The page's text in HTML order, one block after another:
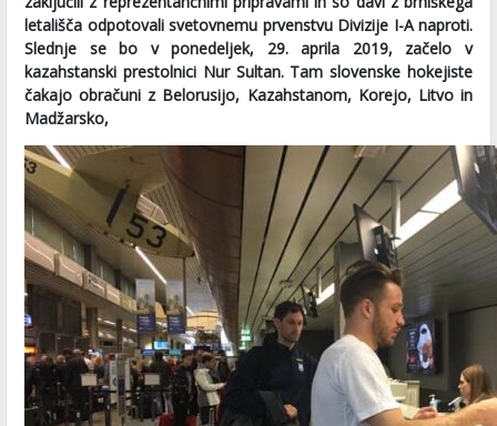
letališča odpotovali svetovnemu prvenstvu Divizije I-A naproti.
Slednje se bo v ponedeljek, 29. aprila 2019, začelo v
kazahstanski prestolnici Nur Sultan. Tam slovenske hokejiste
čakajo obračuni z Belorusijo, Kazahstanom, Korejo, Litvo in
Madžarsko,